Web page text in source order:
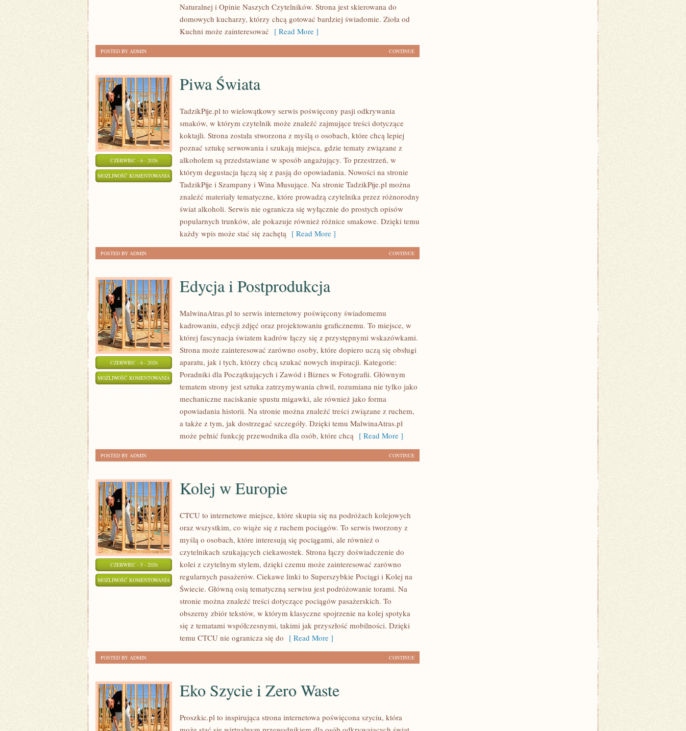
Naturalnej i Opinie Naszych Czytelników. Strona jest skierowana do
domowych kucharzy, którzy chcą gotować bardziej świadomie. Zioła od
Kuchni może zainteresować [ Read More ]
CONTINUE
POSTED BY ADMIN
CZERWIEC - 6 - 2026
MOŻLIWOŚĆ KOMENTOWANIA PIWA
ŚWIATA
Piwa Świata
TadzikPije.pl to wielowątkowy serwis poświęcony pasji odkrywania
smaków, w którym czytelnik może znaleźć zajmujące treści dotyczące
koktajli. Strona została stworzona z myślą o osobach, które chcą lepiej
poznać sztukę serwowania i szukają miejsca, gdzie tematy związane z
alkoholem są przedstawiane w sposób angażujący. To przestrzeń, w
którym degustacja łączą się z pasją do opowiadania. Nowości na stronie
TadzikPije i Szampany i Wina Musujące. Na stronie TadzikPije.pl można
znaleźć materiały tematyczne, które prowadzą czytelnika przez różnorodny
świat alkoholi. Serwis nie ogranicza się wyłącznie do prostych opisów
popularnych trunków, ale pokazuje również różnice smakowe. Dzięki temu
każdy wpis może stać się zachętą [ Read More ]
CONTINUE
POSTED BY ADMIN
CZERWIEC - 6 - 2026
MOŻLIWOŚĆ KOMENTOWANIA EDYCJA
POSTPRODUKCJA
Edycja i Postprodukcja
MalwinaAtras.pl to serwis internetowy poświęcony świadomemu
kadrowaniu, edycji zdjęć oraz projektowaniu graficznemu. To miejsce, w
której fascynacja światem kadrów łączy się z przystępnymi wskazówkami.
Strona może zainteresować zarówno osoby, które dopiero uczą się obsługi
aparatu, jak i tych, którzy chcą szukać nowych inspiracji. Kategorie:
Poradniki dla Początkujących i Zawód i Biznes w Fotografii. Głównym
tematem strony jest sztuka zatrzymywania chwil, rozumiana nie tylko jako
mechaniczne naciskanie spustu migawki, ale również jako forma
opowiadania historii. Na stronie można znaleźć treści związane z ruchem,
a także z tym, jak dostrzegać szczegóły. Dzięki temu MalwinaAtras.pl
może pełnić funkcję przewodnika dla osób, które chcą [ Read More ]
CONTINUE
POSTED BY ADMIN
CZERWIEC - 5 - 2026
MOŻLIWOŚĆ KOMENTOWANIA KOLEJ
EUROPIE
Kolej w Europie
CTCU to internetowe miejsce, które skupia się na podróżach kolejowych
oraz wszystkim, co wiąże się z ruchem pociągów. To serwis tworzony z
myślą o osobach, które interesują się pociągami, ale również o
czytelnikach szukających ciekawostek. Strona łączy doświadczenie do
kolei z czytelnym stylem, dzięki czemu może zainteresować zarówno
regularnych pasażerów. Ciekawe linki to Superszybkie Pociągi i Kolej na
Świecie. Główną osią tematyczną serwisu jest podróżowanie torami. Na
stronie można znaleźć treści dotyczące pociągów pasażerskich. To
obszerny zbiór tekstów, w którym klasyczne spojrzenie na kolej spotyka
się z tematami współczesnymi, takimi jak przyszłość mobilności. Dzięki
temu CTCU nie ogranicza się do [ Read More ]
CONTINUE
POSTED BY ADMIN
Eko Szycie i Zero Waste
Proszkic.pl to inspirująca strona internetowa poświęcona szyciu, która